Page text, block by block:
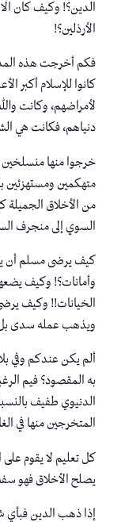
الدين؟! وكيف كان
الأرذلين؟!
فكم أخرجت هذه
كانوا للإسلام أكبر
لأمراضهم، وكانت
دنياهم، فكانت هي
خرجوا منها منسلخين
متهكمين ومستهزئين
من الأخلاق
السوي إلى منجرف
كيف يرضى مسلم أن
وأمانات؟! وكيف
الخيانات!! وكيف
ويذهب عمله سدى بل
ألم يكن عندكم وفي
به المقصود؟ فيم
الدنيوي طفيف
المتخرجين منها في
كل تعليم لا يقوم
يصلح الأخلاق فهو
إذا ذهب الدين فبأي